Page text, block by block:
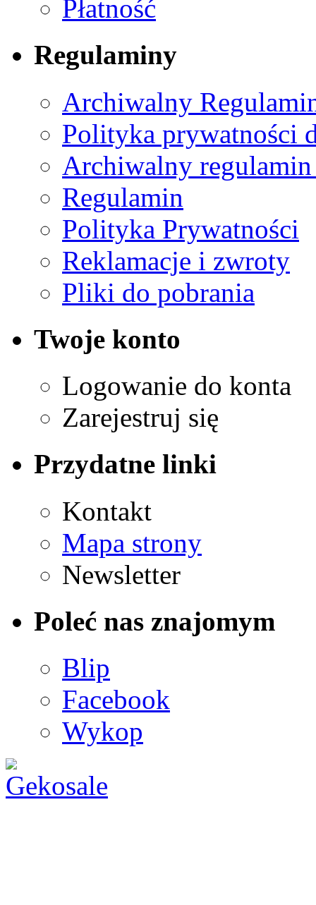
Płatność
Regulaminy
Archiwalny
Polityka prywatności
Archiwalny
Regulamin
Polityka Prywatności
Reklamacje i zwroty
Pliki do pobrania
Twoje konto
Logowanie do konta
Zarejestruj się
Przydatne linki
Kontakt
Mapa strony
Newsletter
Poleć nas znajomym
Blip
Facebook
Wykop